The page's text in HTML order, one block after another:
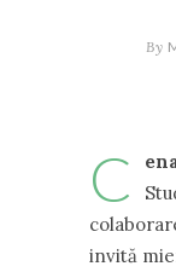
By
C
invită